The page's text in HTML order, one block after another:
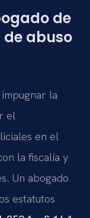
de
abuso
la
el
en el
la fiscalía y
Un abogado
estatutos